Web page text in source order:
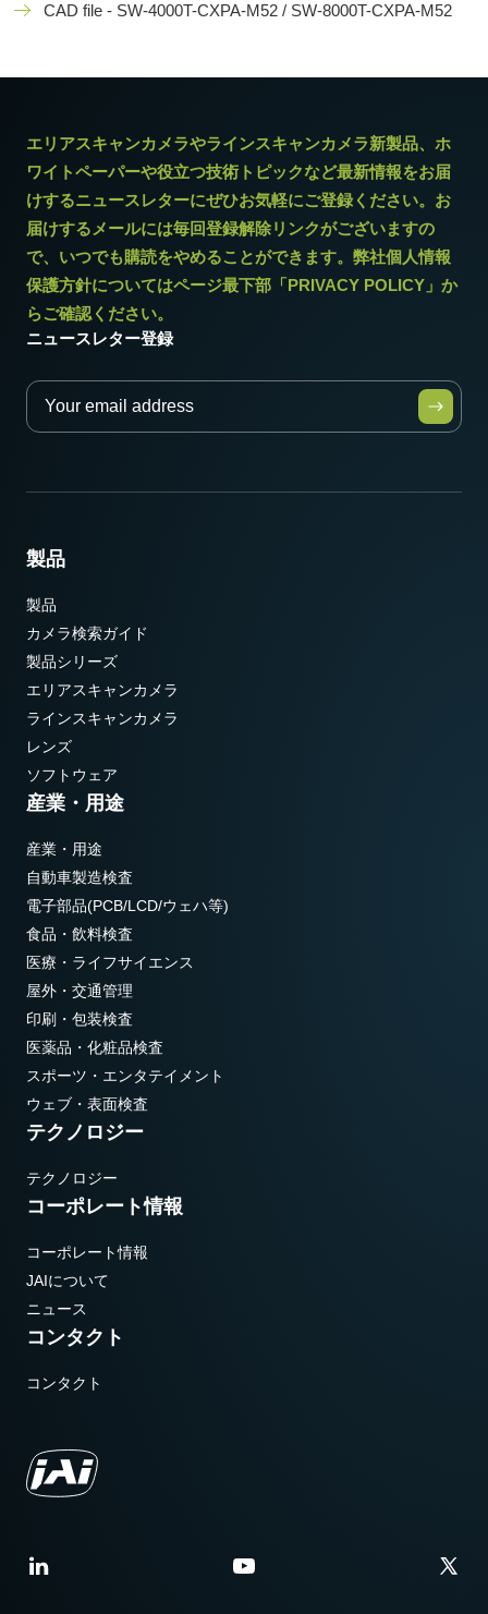
CAD file - SW-4000T-CXPA-M52 / SW-8000T-CXPA-M52
エリアスキャンカメラやラインスキャンカメラ新製品、ホ
ワイトペーパーや役立つ技術トピックなど最新情報をお届
けするニュースレターにぜひお気軽にご登録ください。お
届けするメールには毎回登録解除リンクがございますの
で、いつでも購読をやめることができます。弊社個人情報
保護方針についてはページ最下部「PRIVACY POLICY」か
らご確認ください。
ニュースレター登録
製品
製品
カメラ検索ガイド
製品シリーズ
エリアスキャンカメラ
ラインスキャンカメラ
レンズ
ソフトウェア
産業・用途
産業・用途
自動車製造検査
電子部品(PCB/LCD/ウェハ等)
食品・飲料検査
医療・ライフサイエンス
屋外・交通管理
印刷・包装検査
医薬品・化粧品検査
スポーツ・エンタテイメント
ウェブ・表面検査
テクノロジー
テクノロジー
コーポレート情報
コーポレート情報
JAIについて
ニュース
コンタクト
コンタクト